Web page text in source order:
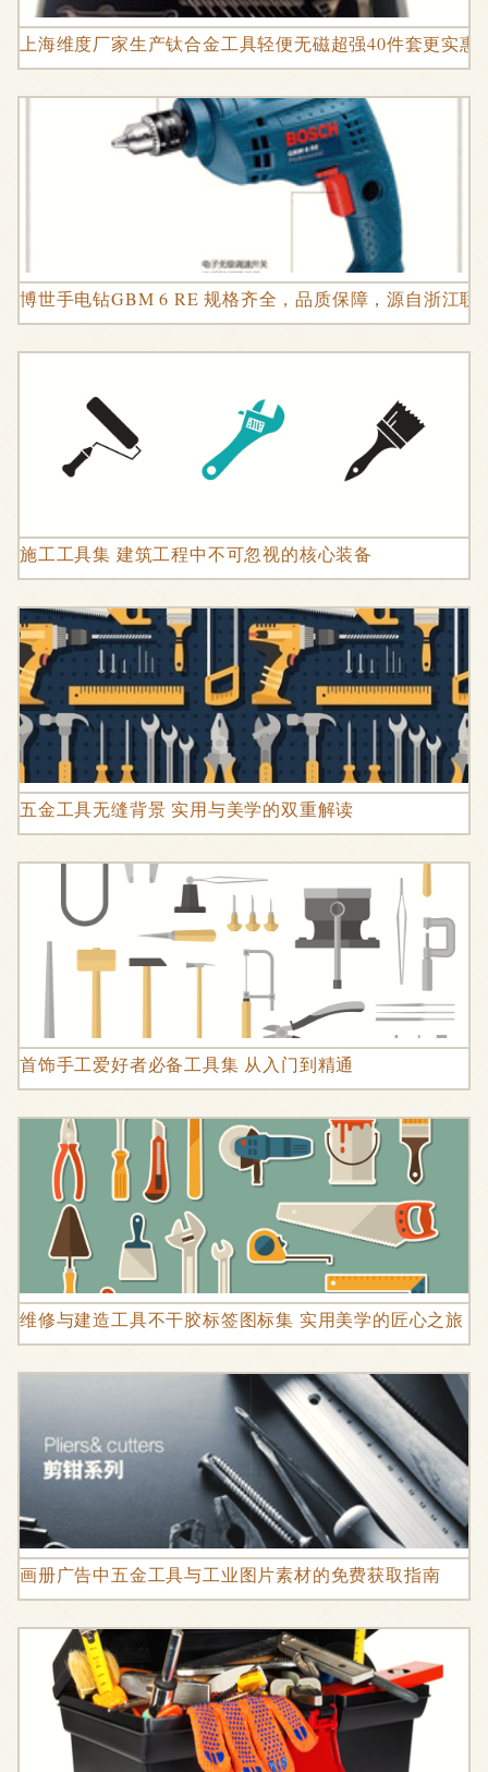
上海维度厂家生产钛合金工具轻便无磁超强40件套更实
博世手电钻GBM 6 RE 规格齐全，品质保障，源自浙江联
施工工具集 建筑工程中不可忽视的核心装备
五金工具无缝背景 实用与美学的双重解读
首饰手工爱好者必备工具集 从入门到精通
维修与建造工具不干胶标签图标集 实用美学的匠心之旅
画册广告中五金工具与工业图片素材的免费获取指南